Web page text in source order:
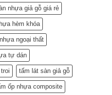
nhựa giả gỗ giá rẻ
hèm khóa
ngoại thất
tự dán
tấm lát sàn giả gỗ
ốp nhựa composite